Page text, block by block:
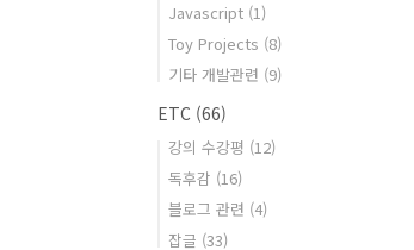
Javascript (1)
Toy Projects (8)
기타 개발관련 (9)
ETC (66)
강의 수강평 (12)
독후감 (16)
블로그 관련 (4)
잡글 (33)